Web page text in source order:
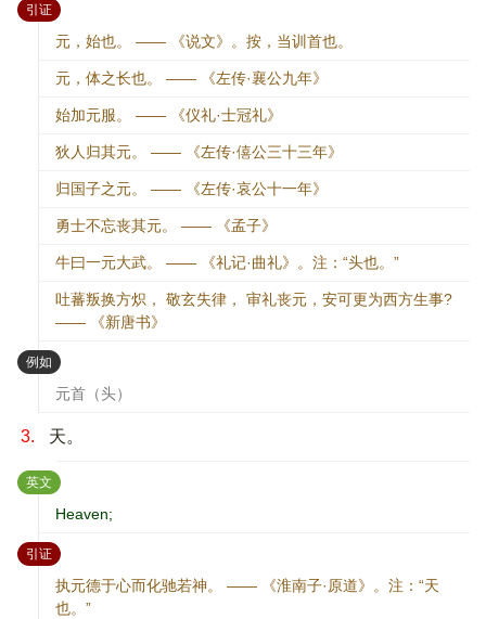
引证：
元，始也。 —— 《说文》。按，当训首也。
元，体之长也。 —— 《左传·襄公九年》
始加元服。 —— 《仪礼·士冠礼》
狄人归其元。 —— 《左传·僖公三十三年》
归国子之元。 —— 《左传·哀公十一年》
勇士不忘丧其元。 —— 《孟子》
牛曰一元大武。 —— 《礼记·曲礼》。注：“头也。”
吐蕃叛换方炽， 敬玄失律， 审礼丧元，安可更为西方生事?
—— 《新唐书》
例如 ：
元首（头）
3. 天。
英文 ：
Heaven;
引证：
执元德于心而化驰若神。 —— 《淮南子·原道》。注：“天
也。”